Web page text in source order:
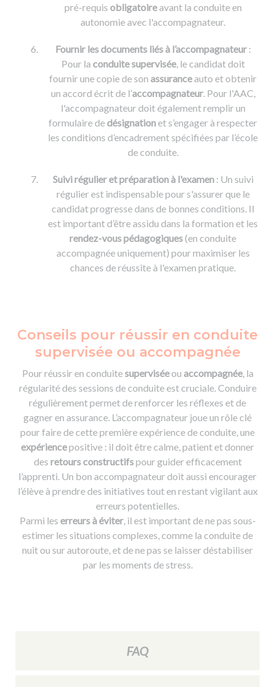
pré-requis obligatoireavant la conduite en
autonomie avec l'accompagnateur.
Fournir les documents liés à l’accompagnateur:
Pour la conduite supervisée, le candidat doit
fournir une copie de son assuranceauto et obtenir
un accord écrit de l’accompagnateur. Pour l'AAC,
l'accompagnateur doit également remplir un
formulaire dedésignationet s’engager à respecter
les conditions d’encadrement spécifiées par l’école
de conduite.
Suivi régulier et préparation à l'examen: Un suivi
régulier est indispensable pour s'assurer que le
candidat progresse dans de bonnes conditions. Il
est important d’être assidu dans la formation et les
rendez-vous pédagogiques(en conduite
accompagnée uniquement) pour maximiser les
chances de réussite à l'examen pratique.
Conseils pour réussir en conduite
supervisée ou accompagnée
Pour réussir en conduitesuperviséeou accompagnée, la
régularité des sessions de conduite est cruciale. Conduire
régulièrement permet de renforcer les réflexes et de
gagner en assurance. L’accompagnateur joue un rôle clé
pour faire de cette première expérience de conduite, une
expériencepositive : il doit être calme, patient et donner
des retours constructifspour guider efficacement
l’apprenti. Un bon accompagnateur doit aussi encourager
l’élève à prendre des initiatives tout en restant vigilant aux
erreurs potentielles.
Parmi les erreurs à éviter, il est important de ne pas sous-
estimer les situations complexes, comme la conduite de
nuit ou sur autoroute, et de ne pas se laisser déstabiliser
par les moments de stress.
FAQ